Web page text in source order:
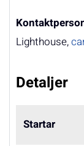
Lighthouse,
Detaljer
Startar